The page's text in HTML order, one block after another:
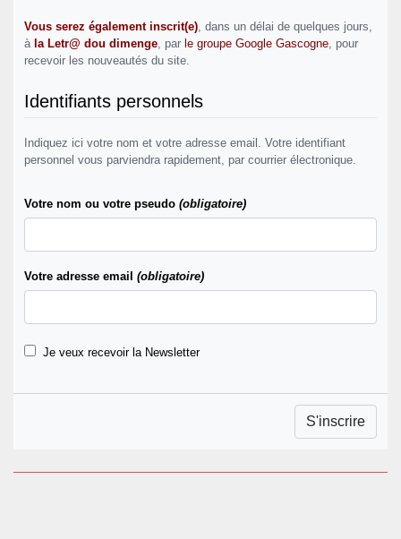
Vous serez également inscrit(e) , dans un délai de quelques jours,
à la Letr@ dou dimenge , par le groupe Google Gascogne , pour
recevoir les nouveautés du site.
Identifiants personnels
Indiquez ici votre nom et votre adresse email. Votre identifiant
personnel vous parviendra rapidement, par courrier électronique.
Votre nom ou votre pseudo (obligatoire)
Votre adresse email (obligatoire)
Je veux recevoir la Newsletter